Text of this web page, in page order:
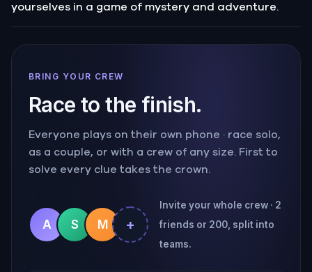
yourselves in a game of mystery and adventure.
BRING YOUR CREW
Race to the finish.
Everyone plays on their own phone · race solo,
as a couple, or with a crew of any size. First to
solve every clue takes the crown.
A S M +
Invite your whole crew · 2
friends or 200, split into
teams.